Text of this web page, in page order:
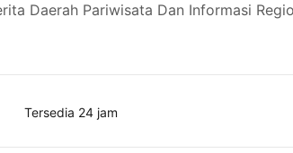
Daerah Pariwisata Dan Informasi
Tersedia 24 jam